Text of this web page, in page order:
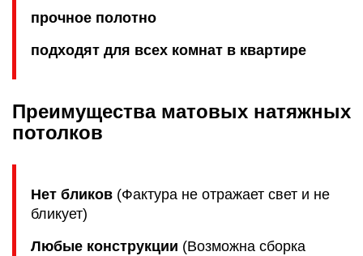
прочное полотно
подходят для всех комнат в квартире
Преимущества матовых натяжных
потолков
Нет бликов(Фактура не отражает свет и не
бликует)
Любые конструкции (Возможна сборка